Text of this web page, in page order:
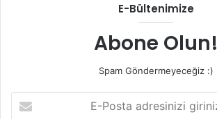
E-Bültenimize
Abone Olun!
Spam Göndermeyeceğiz :)
Posta